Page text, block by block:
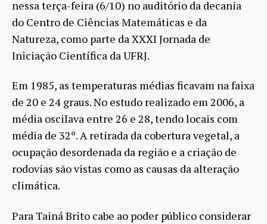
nessa terça-feira (6/10) no auditório da decania
do Centro de Ciências Matemáticas e da
Natureza, como parte da XXXI Jornada de
Iniciação Científica da UFRJ.
Em 1985, as temperaturas médias ficavam na faixa
de 20 e 24 graus. No estudo realizado em 2006, a
média oscilava entre 26 e 28, tendo locais com
média de 32º. A retirada da cobertura vegetal, a
ocupação desordenada da região e a criação de
rodovias são vistas como as causas da alteração
climática.
Para Tainá Brito cabe ao poder público considerar